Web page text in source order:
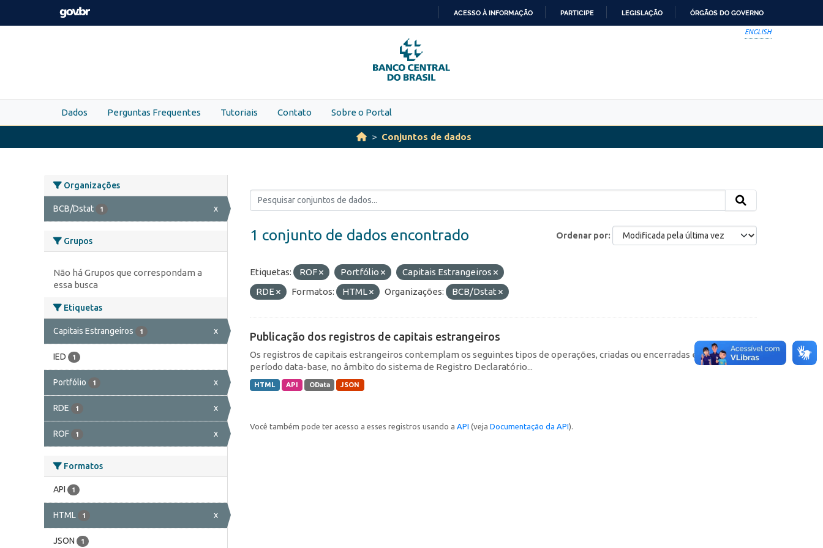
Skip to main content
PARA
O
CONTEÚDO
ACESSO À INFORMAÇÃO PARTICIPE LEGISLAÇÃO ÓRGÃOS DO GOVERNO
ENGLISH
Dados Perguntas Frequentes Tutoriais Contato Sobre o Portal
Conjuntos de dados
Organizações
BCB/Dstat 1 x
Grupos
Não há Grupos que correspondam a
essa busca
Etiquetas
Capitais Estrangeiros 1 x
IED 1
Portfólio 1 x
RDE 1 x
ROF 1 x
Formatos
API 1
HTML 1 x
JSON 1
Ordenar por
1 conjunto de dados encontrado
Etiquetas: ROF Portfólio
Capitais Estrangeiros
RDE
Formatos: HTML Organizações: BCB/Dstat
Publicação dos registros de capitais estrangeiros
Os registros de capitais estrangeiros contemplam os seguintes tipos de operações, criadas ou encerradas em cada
período data-base, no âmbito do sistema de Registro Declaratório...
HTML API OData JSON
Você também pode ter acesso a esses registros usando a API (veja Documentação da API).